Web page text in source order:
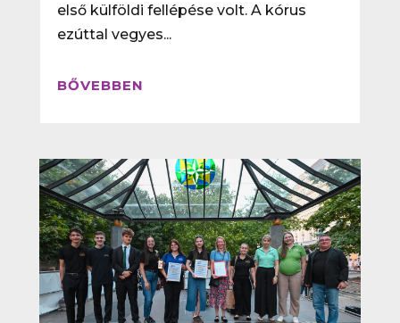
első külföldi fellépése volt. A kórus
ezúttal vegyes...
BŐVEBBEN